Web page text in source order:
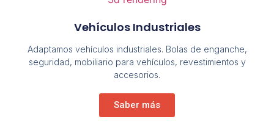
Vehículos Industriales
Adaptamos vehículos industriales. Bolas de enganche,
seguridad, mobiliario para vehículos, revestimientos y
accesorios.
Saber más